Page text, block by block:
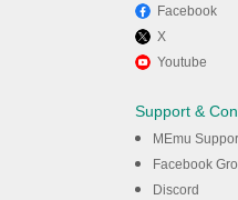
Facebook
X
Youtube
Support &
MEmu
Facebook
Discord